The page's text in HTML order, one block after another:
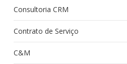
Consultoria CRM
Contrato de Serviço
C&M